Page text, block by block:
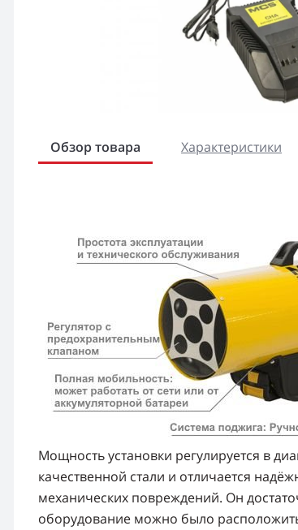
Обзор товара Характеристики
Мощность установки регулируется в
качественной стали и отличается
механических повреждений. Он
оборудование можно было